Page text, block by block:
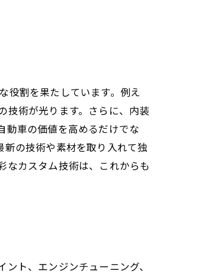
役割を果たしています。例え
技術が光ります。さらに、内装
動車の価値を高めるだけでな
の技術や素材を取り入れて独
なカスタム技術は、これからも
ト、エンジンチューニング、